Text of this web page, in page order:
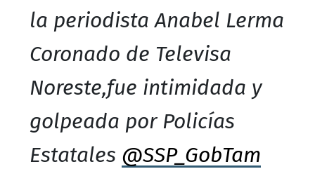
la periodista Anabel Lerma
Coronado de Televisa
Noreste,fue intimidada y
golpeada por Policías
Estatales @SSP_GobTam